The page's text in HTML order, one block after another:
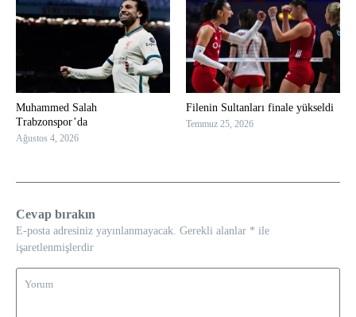
Muhammed Salah
Trabzonspor’da
Ağustos 4, 2026
Filenin Sultanları finale yükseldi
Temmuz 25, 2026
Cevap bırakın
E-posta adresiniz yayınlanmayacak. Gerekli alanlar * ile
işaretlenmişlerdir